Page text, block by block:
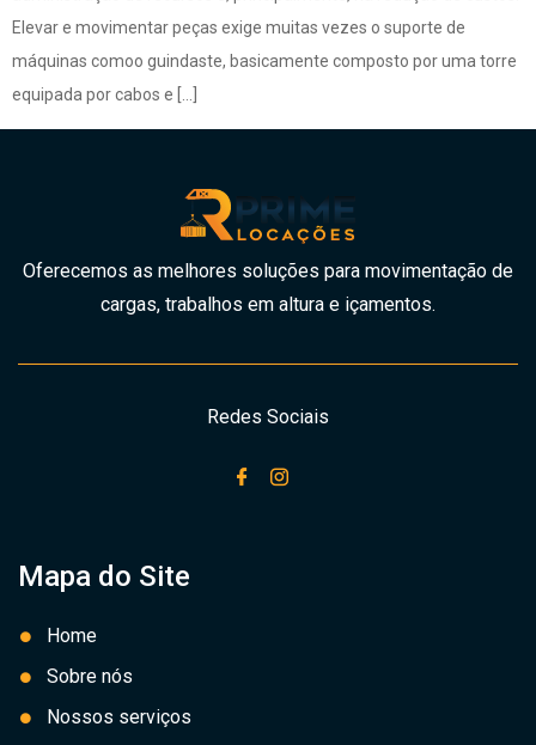
Elevar e movimentar peças exige muitas vezes o suporte de
máquinas comoo guindaste, basicamente composto por uma torre
equipada por cabos e […]
Oferecemos as melhores soluções para movimentação de
cargas, trabalhos em altura e içamentos.
Redes Sociais
Mapa do Site
Home
Sobre nós
Nossos serviços